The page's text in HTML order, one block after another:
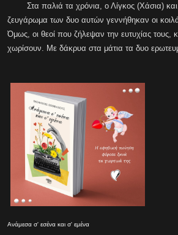
Στα παλιά τα χρόνια, ο Λίγκος (Χάσια) και
ζευγάρωμα των δυο αυτών γεννήθηκαν οι
Όμως, οι θεοί που ζήλεψαν την ευτυχίας τους,
χωρίσουν. Mε δάκρυα στα μάτια τα δυο
Ανάμεσα σ' εσένα και σ' εμένα